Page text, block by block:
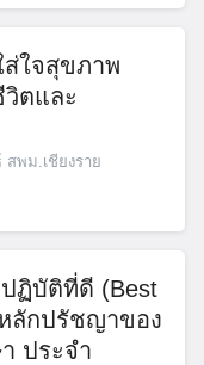
ใจสุขภาพ
ตและ
พม.เชียงราย
ฏิบัติที่ดี (Best
ลักปรัชญาของ
ประจำ